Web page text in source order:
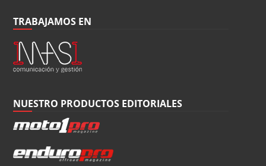
TRABAJAMOS EN
NUESTRO PRODUCTOS EDITORIALES